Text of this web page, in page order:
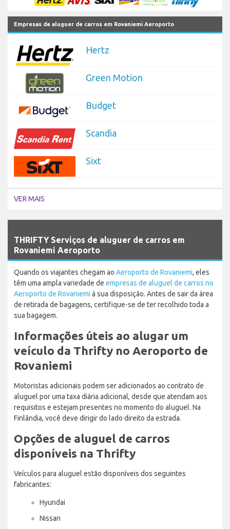
Empresas de aluguer de carros em Rovaniemi Aeroporto
Hertz
Green Motion
Budget
Scandia
Sixt
VER MAIS
THRIFTY Serviços de aluguer de carros em
Rovaniemi Aeroporto
Quando os viajantes chegam ao Aeroporto de Rovaniemi, eles
têm uma ampla variedade de empresas de aluguel de carros no
Aeroporto de Rovaniemi à sua disposição. Antes de sair da área
de retirada de bagagens, certifique-se de ter recolhido toda a
sua bagagem.
Informações úteis ao alugar um
veículo da Thrifty no Aeroporto de
Rovaniemi
Motoristas adicionais podem ser adicionados ao contrato de
aluguel por uma taxa diária adicional, desde que atendam aos
requisitos e estejam presentes no momento do aluguel. Na
Finlândia, você deve dirigir do lado direito da estrada.
Opções de aluguel de carros
disponíveis na Thrifty
Veículos para aluguel estão disponíveis dos seguintes
fabricantes:
Hyundai
Nissan